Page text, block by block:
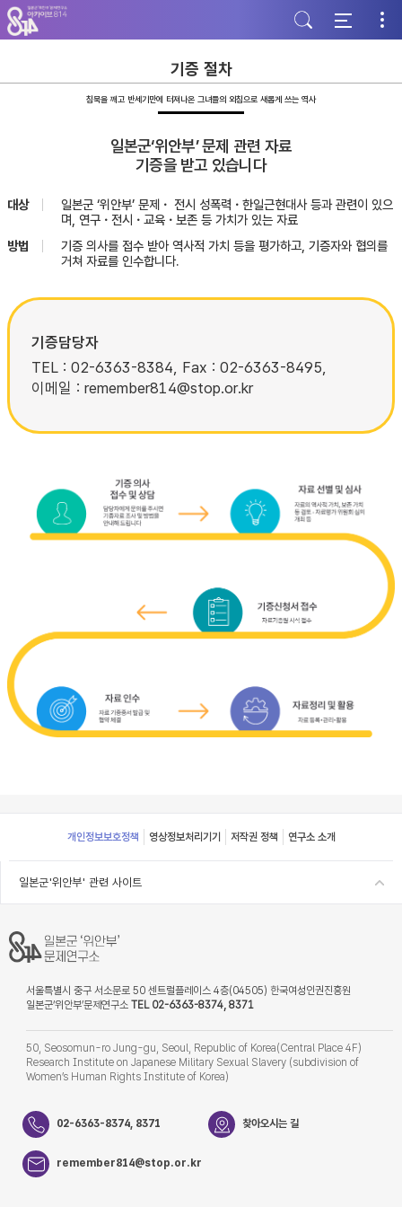
주
메
뉴
가
본
문
바
기
하
단
바
기
기증 절차
침묵을 깨고 반세기만에 터져나온 그녀들의 외침으로 새롭게 쓰는 역사
일본군‘위안부’ 문제 관련 자료
기증을 받고 있습니다
대상
일본군 ‘위안부’ 문제・ 전시 성폭력・한일근현대사 등과 관련이 있으
며, 연구・전시・교육・보존 등 가치가 있는 자료
방법
기증 의사를 접수 받아 역사적 가치 등을 평가하고, 기증자와 협의를
거쳐 자료를 인수합니다.
기증담당자
TEL : 02-6363-8384, Fax : 02-6363-8495,
이메일 : remember814@stop.or.kr
Footer
개인정보보호정책 영상정보처리기기 저작권 정책 연구소 소개
일본군'위안부' 관련 사이트
서울특별시 중구 서소문로 50 센트럴플레이스 4층(04505) 한국여성인권진흥원
일본군‘위안부’문제연구소 TEL 02-6363-8374, 8371
50, Seosomun-ro Jung-gu, Seoul, Republic of Korea(Central Place 4F)
Research Institute on Japanese Military Sexual Slavery (subdivision of
Women’s Human Rights Institute of Korea)
02-6363-8374, 8371 찾아오시는 길
remember814@stop.or.kr